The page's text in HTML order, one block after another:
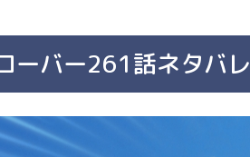
ーバー261話ネタバレ